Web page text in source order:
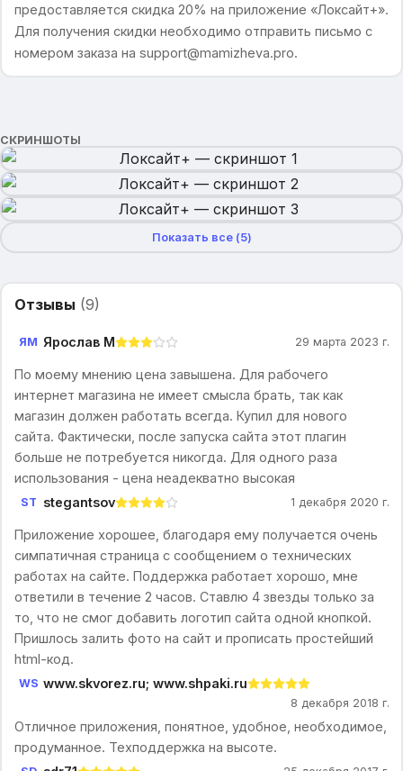
предоставляется скидка 20% на приложение «Локсайт+».
Для получения скидки необходимо отправить письмо с
номером заказа на support@mamizheva.pro.
СКРИНШОТЫ
Показать все (5)
Отзывы (9)
ЯМ Ярослав М 29 марта 2023 г.
По моему мнению цена завышена. Для рабочего
интернет магазина не имеет смысла брать, так как
магазин должен работать всегда. Купил для нового
сайта. Фактически, после запуска сайта этот плагин
больше не потребуется никогда. Для одного раза
использования - цена неадекватно высокая
ST stegantsov 1 декабря 2020 г.
Приложение хорошее, благодаря ему получается очень
симпатичная страница с сообщением о технических
работах на сайте. Поддержка работает хорошо, мне
ответили в течение 2 часов. Ставлю 4 звезды только за
то, что не смог добавить логотип сайта одной кнопкой.
Пришлось залить фото на сайт и прописать простейший
html-код.
WS www.skvorez.ru; www.shpaki.ru
8 декабря 2018 г.
Отличное приложения, понятное, удобное, необходимое,
продуманное. Техподдержка на высоте.